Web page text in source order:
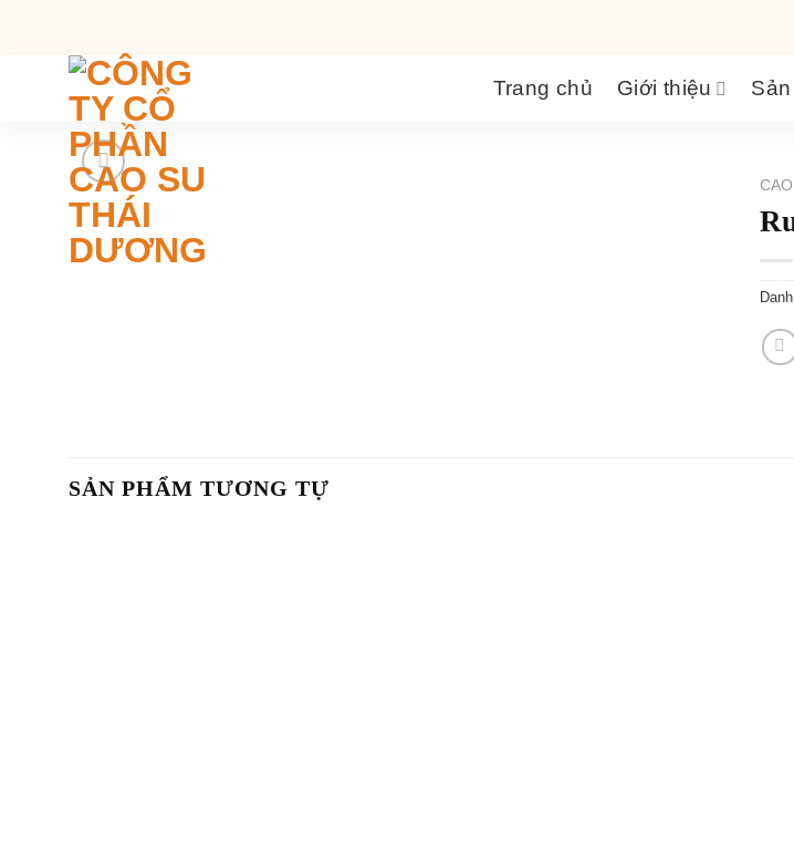
Trang chủ Giới thiệu
SẢN PHẨM TƯƠNG TỰ